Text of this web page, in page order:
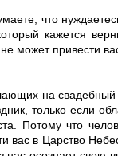
что
кажется
может привести
на
только если
Потому что
вас в Царство